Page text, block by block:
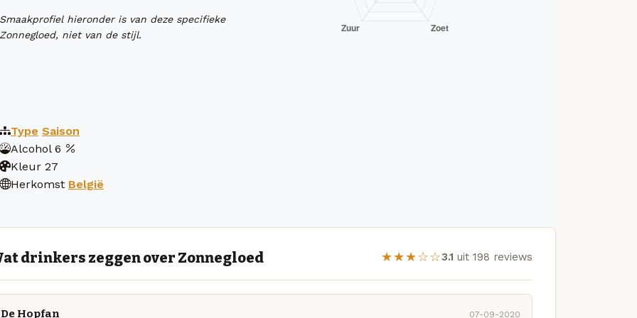
Smaakprofiel hieronder is van deze specifieke
Zonnegloed, niet van de stijl.
Type Saison
Alcohol 6
Kleur 27
Herkomst België
drinkers zeggen over Zonnegloed ★★★☆☆3.1 uit 198 reviews
De Hopfan 07-09-2020